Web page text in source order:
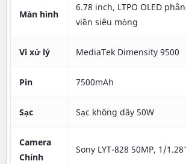
Màn hình
6.78 inch, LTPO OLED
viền siêu mỏng
Vi xử lý MediaTek Dimensity 9500
Pin 7500mAh
Sạc Sạc không dây 50W
Camera
Chính
Sony LYT-828 50MP, 1/